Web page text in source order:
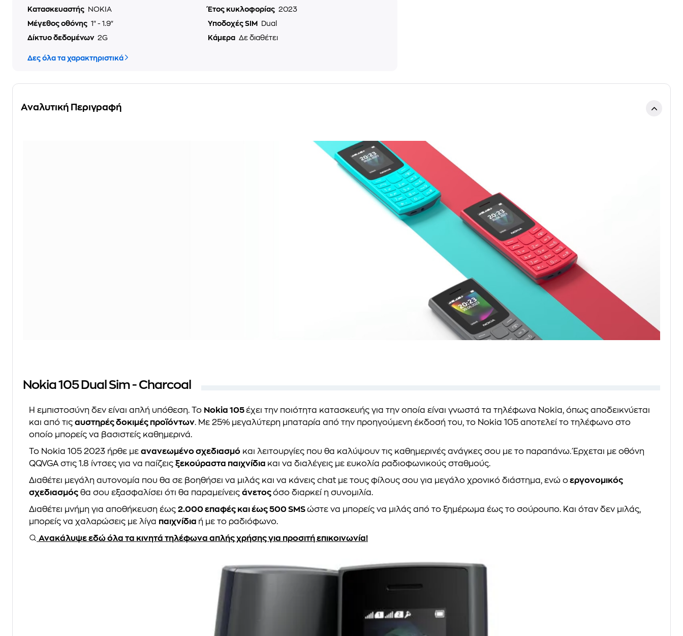
Κατασκευαστής NOKIA Έτος κυκλοφορίας 2023
Μέγεθος οθόνης 1" - 1.9" Υποδοχές SIM
Dual
Δίκτυο δεδομένων 2G Κάμερα Δε διαθέτει
Δες όλα τα χαρακτηριστικά
Αναλυτική Περιγραφή
Nokia 105 Dual Sim - Charcoal
Η εμπιστοσύνη δεν είναι απλή υπόθεση. Το Nokia 105έχει την ποιότητα κατασκευής για την οποία είναι γνωστά τα τηλέφωνα Nokia, όπως αποδεικνύεται
και από τις αυστηρές δοκιμές προϊόντων. Με 25% μεγαλύτερη μπαταρία από την προηγούμενη έκδοσή του, το Nokia 105 αποτελεί το τηλέφωνο στο
οποίο μπορείς να βασιστείς καθημερινά.
Το Nokia 105 2023 ήρθε με ανανεωμένο σχεδιασμό και λειτουργίες που θα καλύψουν τις καθημερινές ανάγκες σου με το παραπάνω. Έρχεται με οθόνη
QQVGA στις 1.8 ίντσες για να παίζεις ξεκούραστα παιχνίδια και να διαλέγεις με ευκολία ραδιοφωνικούς σταθμούς.
Διαθέτει μεγάλη αυτονομία που θα σε βοηθήσει να μιλάς και να κάνεις chat με τους φίλους σου για μεγάλο χρονικό διάστημα, ενώ οεργονομικός
σχεδιασμός θα σου εξασφαλίσει ότι θα παραμείνεις άνετοςόσο διαρκεί η συνομιλία.
Διαθέτει μνήμη για αποθήκευση έως 2.000 επαφές και έως 500 SMSώστε να μπορείς να μιλάς από το ξημέρωμα έως το σούρουπο. Και όταν δεν μιλάς,
μπορείς να χαλαρώσεις με λίγα παιχνίδια ή με το ραδιόφωνο.
Ανακάλυψε εδώ όλα τα κινητά τηλέφωνα απλής χρήσης για προσιτή επικοινωνία!